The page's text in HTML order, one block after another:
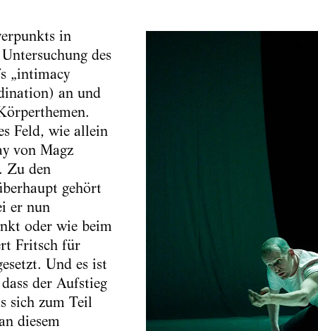
in
des
„intimacy
an und
Feld, wie allein
von Magz
Zu den
gehört
er nun
oder wie beim
Fritsch für
Und es ist
der Aufstieg
sich zum Teil
diesem